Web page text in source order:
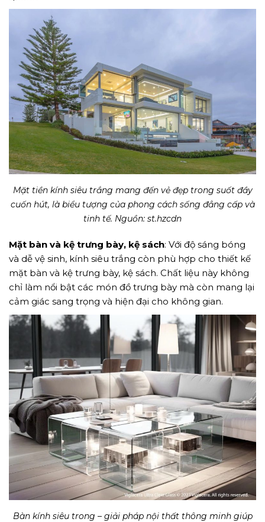
Mặt tiền kính siêu trắng mang đến vẻ đẹp trong suốt đầy
cuốn hút, là biểu tượng của phong cách sống đẳng cấp và
tinh tế. Nguồn: st.hzcdn
Mặt bàn và kệ trưng bày, kệ sách: Với độ sáng bóng
và dễ vệ sinh, kính siêu trắng còn phù hợp cho thiết kế
mặt bàn và kệ trưng bày, kệ sách. Chất liệu này không
chỉ làm nổi bật các món đồ trưng bày mà còn mang lại
cảm giác sang trọng và hiện đại cho không gian.
Bàn kính siêu trong – giải pháp nội thất thông minh giúp